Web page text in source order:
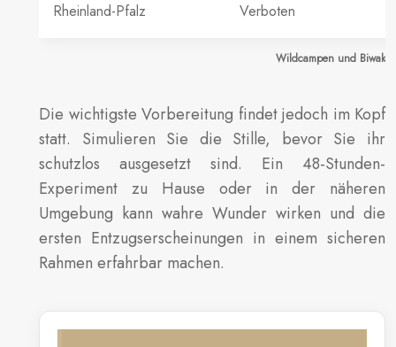
Wildcampen und
Rheinland-Pfalz Verboten
Die wichtigste Vorbereitung findet jedoch im Kopf
statt. Simulieren Sie die Stille, bevor Sie ihr
schutzlos ausgesetzt sind. Ein 48-Stunden-
Experiment zu Hause oder in der näheren
Umgebung kann wahre Wunder wirken und die
ersten Entzugserscheinungen in einem sicheren
Rahmen erfahrbar machen.